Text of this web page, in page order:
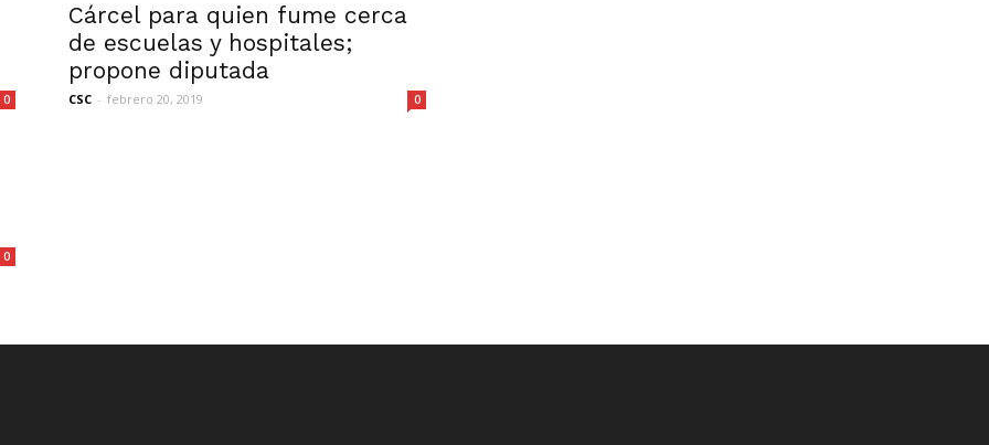
0
Cárcel para quien fume cerca
de escuelas y hospitales;
propone diputada
CSC - febrero 20, 2019 0
0